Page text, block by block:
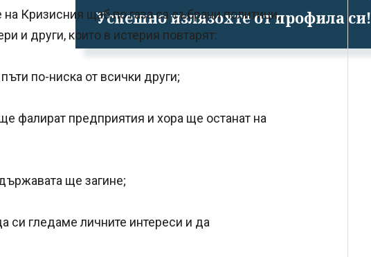
Успешно излязохте от профила си!
Кризисния щаб по газа са събрани политици,
и други, които в истерия повтарят:
по-ниска от всички други;
фалират предприятия и хора ще останат на
ще загине;
си гледаме личните интереси и да